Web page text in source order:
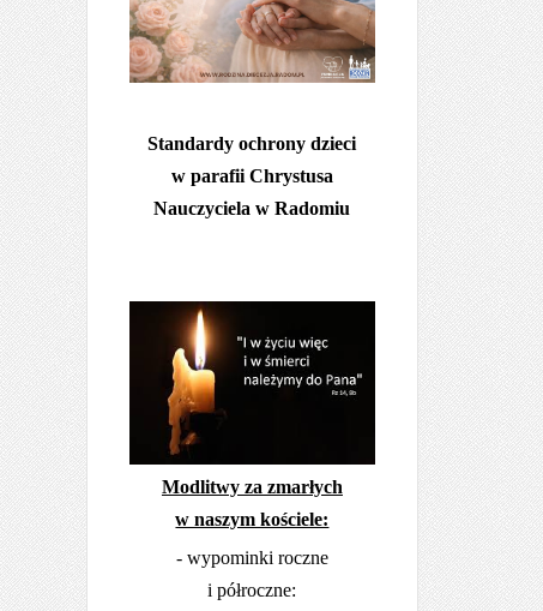
Standardy ochrony dzieci
w parafii Chrystusa
Nauczyciela w Radomiu
Modlitwy za zmarłych
w naszym kościele:
- wypominki roczne
i półroczne: